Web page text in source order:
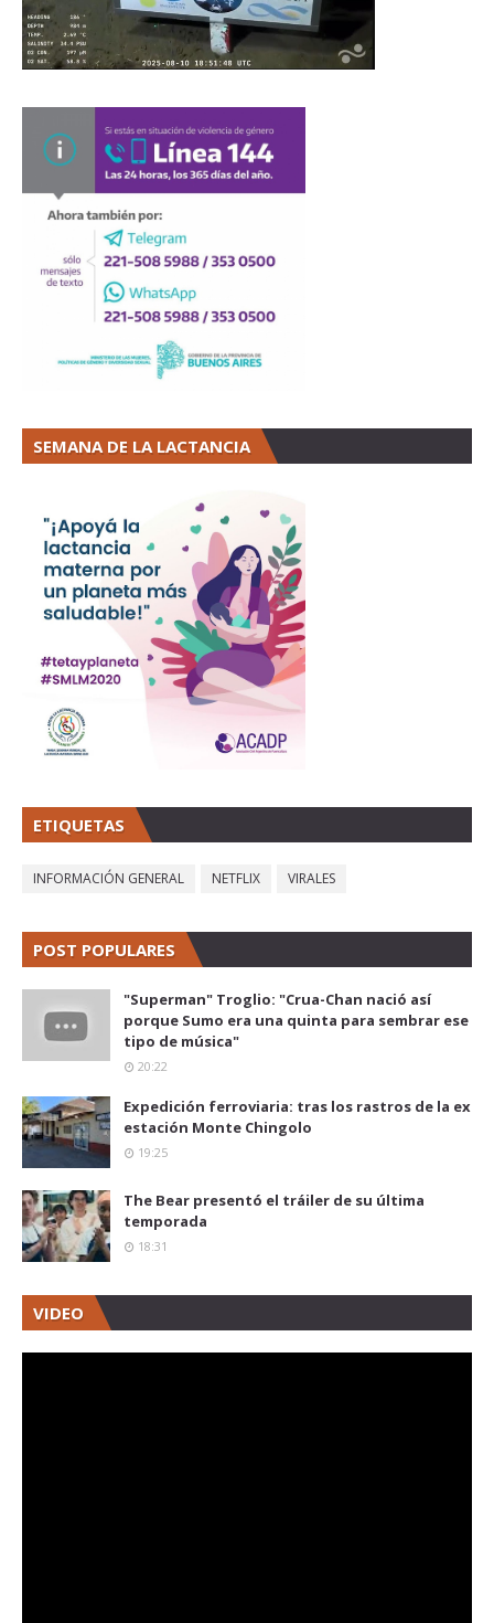
SEMANA DE LA LACTANCIA
ETIQUETAS
INFORMACIÓN GENERAL NETFLIX VIRALES
POST POPULARES
"Superman" Troglio: "Crua-Chan nació así
porque Sumo era una quinta para sembrar ese
tipo de música"
20:22
Expedición ferroviaria: tras los rastros de la ex
estación Monte Chingolo
19:25
The Bear presentó el tráiler de su última
temporada
18:31
VIDEO